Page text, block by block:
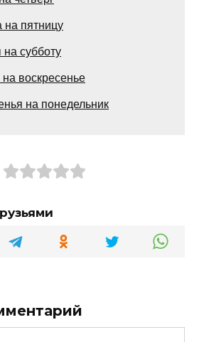
на пятницу
субботу
воскресенье
на понедельник